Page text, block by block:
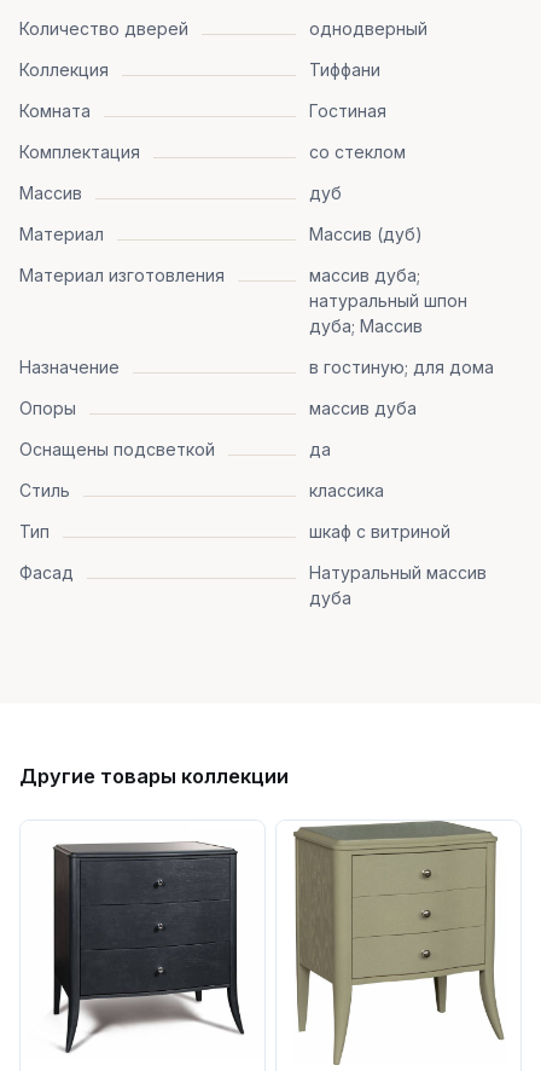
Количество дверей
однодверный
Коллекция
Тиффани
Комната
Гостиная
Комплектация
со стеклом
Массив
дуб
Материал
Массив (дуб)
Материал изготовления
массив дуба;
натуральный шпон
дуба; Массив
Назначение
в гостиную; для дома
Опоры
массив дуба
Оснащены подсветкой
да
Стиль
классика
Тип
шкаф с витриной
Фасад
Натуральный массив
дуба
Другие товары коллекции